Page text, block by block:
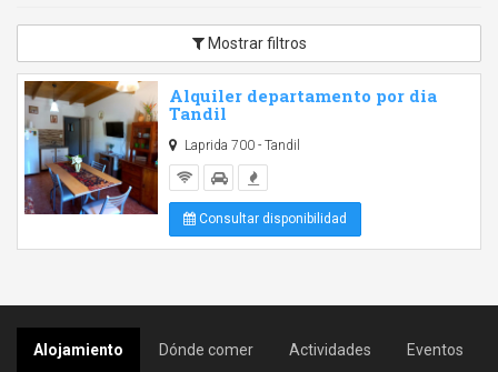
Mostrar filtros
Alquiler departamento por dia
Tandil
Laprida 700 - Tandil
Consultar disponibilidad
Alojamiento Dónde comer Actividades Eventos